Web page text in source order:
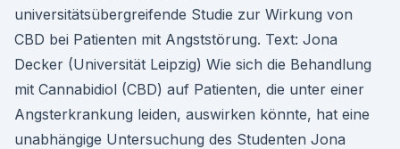
universitätsübergreifende Studie zur Wirkung von
CBD bei Patienten mit Angststörung. Text: Jona
Decker (Universität Leipzig) Wie sich die Behandlung
mit Cannabidiol (CBD) auf Patienten, die unter einer
Angsterkrankung leiden, auswirken könnte, hat eine
unabhängige Untersuchung des Studenten Jona